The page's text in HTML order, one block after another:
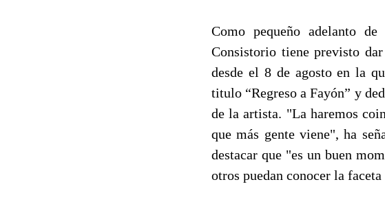
Como pequeño adelanto
Consistorio tiene previsto
desde el 8 de agosto en la
titulo “Regreso a Fayón” y
de la artista. "La haremos
que más gente viene", ha
destacar que "es un buen
otros puedan conocer la